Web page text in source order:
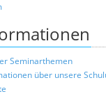
Seminarthemen
über unsere